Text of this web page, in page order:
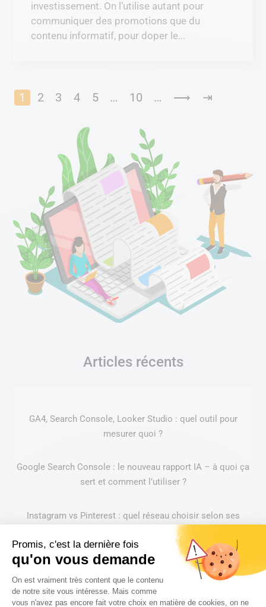
Promis, c'est la dernière fois
qu'on vous demande
Plateforme de Gestion du
On est vraiment très content que le contenu
de notre site vous intéresse. Mais comme
vous n'avez pas encore fait votre choix en matière de cookies, on ne
investissement. On l’utilise autant pour
communiquer des promotions que du
contenu informatif, pour doper le...
1 2 3 4 5 … 10 … ⟶ ⇥
Articles récents
GA4, Search Console, Looker Studio : quel outil pour
mesurer quoi ?
Google Search Console : le nouveau rapport IA – à quoi ça
sert et comment l’utiliser ?
Instagram vs Pinterest : quel réseau choisir selon ses
objectifs de communication ?
Refonte de site web : les signaux qui indiquent qu’il est
temps de changer